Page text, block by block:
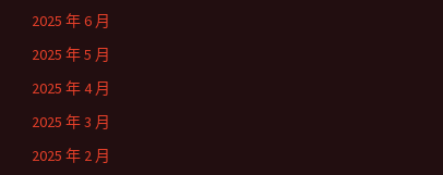
2025 年 6 月
2025 年 5 月
2025 年 4 月
2025 年 3 月
2025 年 2 月